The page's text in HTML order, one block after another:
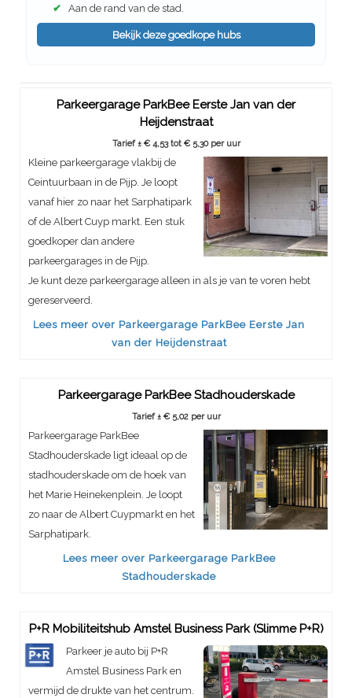
✔ Aan de rand van de stad.
Bekijk deze goedkope hubs
Parkeergarage ParkBee Eerste Jan van der
Heijdenstraat
Tarief ± € 4,53 tot € 5,30 per uur
Kleine parkeergarage vlakbij de
Ceintuurbaan in de Pijp. Je loopt
vanaf hier zo naar het Sarphatipark
of de Albert Cuyp markt. Een stuk
goedkoper dan andere
parkeergarages in de Pijp.
Je kunt deze parkeergarage alleen in als je van te voren hebt
gereserveerd.
Lees meer over Parkeergarage ParkBee Eerste Jan
van der Heijdenstraat
Parkeergarage ParkBee Stadhouderskade
Tarief ± € 5,02 per uur
Parkeergarage ParkBee
Stadhouderskade ligt ideaal op de
stadhouderskade om de hoek van
het Marie Heinekenplein. Je loopt
zo naar de Albert Cuypmarkt en het
Sarphatipark.
Lees meer over Parkeergarage ParkBee
Stadhouderskade
P+R Mobiliteitshub Amstel Business Park (Slimme P+R)
Parkeer je auto bij P+R
Amstel Business Park en
vermijd de drukte van het centrum.